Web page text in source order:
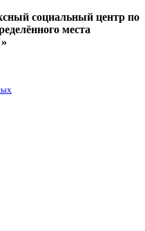
социальный центр по
места